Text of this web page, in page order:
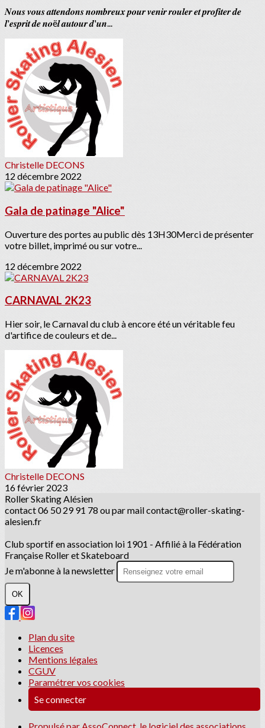
𝑵𝒐𝒖𝒔 𝒗𝒐𝒖𝒔 𝒂𝒕𝒕𝒆𝒏𝒅𝒐𝒏𝒔 𝒏𝒐𝒎𝒃𝒓𝒆𝒖𝒙 𝒑𝒐𝒖𝒓 𝒗𝒆𝒏𝒊𝒓 𝒓𝒐𝒖𝒍𝒆𝒓 𝒆𝒕 𝒑𝒓𝒐𝒇𝒊𝒕𝒆𝒓 𝒅𝒆
𝒍'𝒆𝒔𝒑𝒓𝒊𝒕 𝒅𝒆 𝒏𝒐ë𝒍 𝒂𝒖𝒕𝒐𝒖𝒓 𝒅'𝒖𝒏...
Christelle DECONS
12 décembre 2022
Gala de patinage "Alice"
Ouverture des portes au public dès 13H30Merci de présenter
votre billet, imprimé ou sur votre...
12 décembre 2022
CARNAVAL 2K23
Hier soir, le Carnaval du club à encore été un véritable feu
d'artifice de couleurs et de...
Christelle DECONS
16 février 2023
Roller Skating Alésien
contact 06 50 29 91 78 ou par mail contact@roller-skating-
alesien.fr
Club sportif en association loi 1901 - Affilié à la Fédération
Française Roller et Skateboard
Je m'abonne à la newsletter
OK
Plan du site
Licences
Mentions légales
CGUV
Paramétrer vos cookies
Se connecter